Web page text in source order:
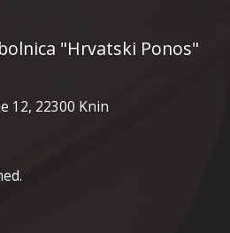
"Hrvatski Ponos"
12, 22300 Knin